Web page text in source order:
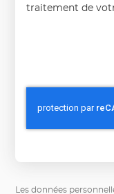
traitement de
Les données